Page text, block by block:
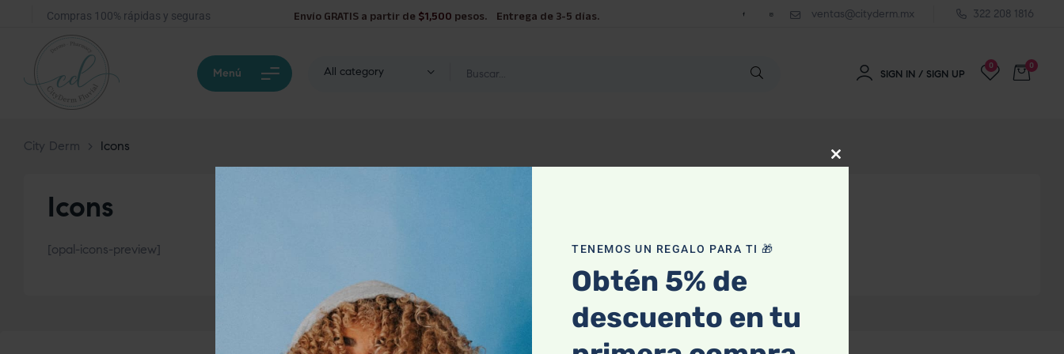
Compras 100% rápidas y seguras Envío GRATIS a partir de $1,500 pesos. Entrega de 3-5 días. ventas@cityderm.mx 322 208 1816
Menú All category 0
SIGN IN / SIGN UP
0
City Derm > Icons
Icons
[opal-icons-preview]
Close
TENEMOS UN REGALO PARA TI 🎁
Obtén 5% de
descuento en tu